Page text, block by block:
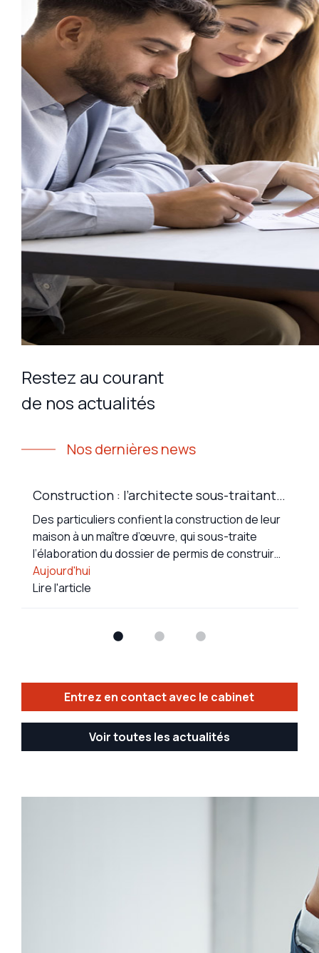
Restez au courant
de nos actualités
Nos dernières news
Construction : l’architecte sous-traitant
reste responsable de ses fautes
Des particuliers confient la construction de leur
maison à un maître d’œuvre, qui sous-traite
l’élaboration du dossier de permis de construire
à un architecte. En cours de chantier, des ...
Aujourd'hui
Lire l'article
Entrez en contact avec le cabinet
Voir toutes les actualités